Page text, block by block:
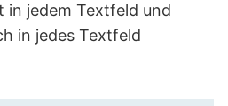
jedem Textfeld und
in jedes Textfeld